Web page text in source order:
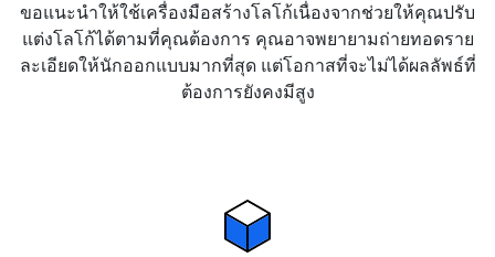
ขอแนะนำให้ใช้เครื่องมือสร้างโลโก้เนื่องจากช่วยให้คุณปรับ
แต่งโลโก้ได้ตามที่คุณต้องการ คุณอาจพยายามถ่ายทอดราย
ละเอียดให้นักออกแบบมากที่สุด แต่โอกาสที่จะไม่ได้ผลลัพธ์ที่
ต้องการยังคงมีสูง